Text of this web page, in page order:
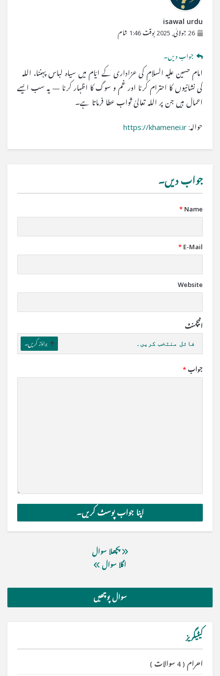
isawal urdu
26 جولائی, 2025 بوقت 1:46 شام
جواب دیں۔
امام حسین علیہ السلام کی عزاداری کے ایّام میں سیاہ لباس پہننا، اللہ
کی نشانیوں کا احترام کرنا اور غم و سوگ کا اظہار کرنا — یہ سب ایسے
اعمال ہیں جن پر اللہ تعالیٰ ثواب عطا فرماتا ہے۔
حوالہ: https://khamenei.ir
جواب دیں۔
Name
*
E-Mail
*
Website
اٹیچمنٹ
فائل منتخب کریں۔ براؤز کریں۔
جواب *
پچھلا سوال
اگلا سوال
سوال پوچھیں
کیٹیگریز
احرام ( 4 سوالات )